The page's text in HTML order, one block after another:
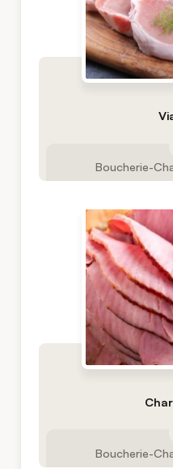
Boucherie-
Boucherie-